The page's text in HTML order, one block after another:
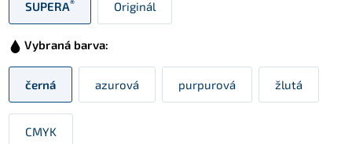
SUPERA® Originál
Vybraná barva:
černá azurová purpurová žlutá
CMYK